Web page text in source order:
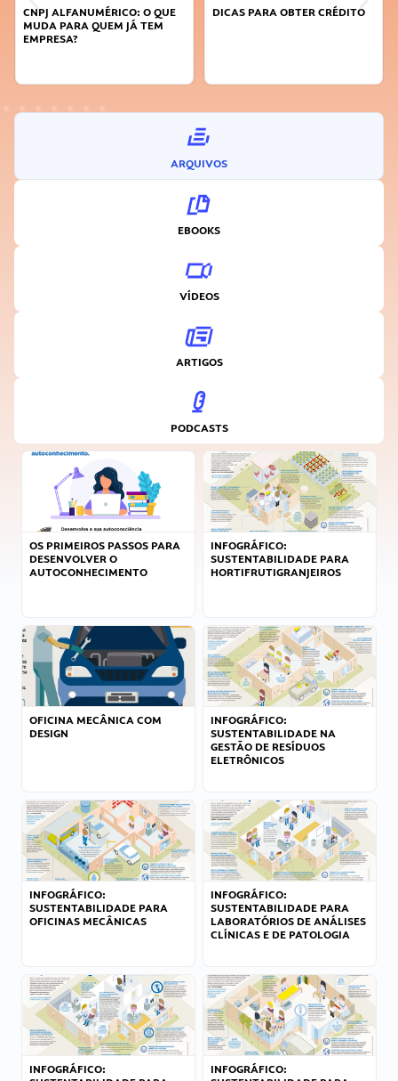
DICAS PARA OBTER CRÉDITO
FAÇA A DIFERENÇA: SEJA
ARQUIVOS
EBOOKS
VÍDEOS
ARTIGOS
PODCASTS
OS PRIMEIROS PASSOS PARA
DESENVOLVER O
AUTOCONHECIMENTO
INFOGRÁFICO:
SUSTENTABILIDADE PARA
HORTIFRUTIGRANJEIROS
OFICINA MECÂNICA COM
DESIGN
INFOGRÁFICO:
SUSTENTABILIDADE NA
GESTÃO DE RESÍDUOS
ELETRÔNICOS
INFOGRÁFICO:
SUSTENTABILIDADE PARA
OFICINAS MECÂNICAS
INFOGRÁFICO:
SUSTENTABILIDADE PARA
LABORATÓRIOS DE ANÁLISES
CLÍNICAS E DE PATOLOGIA
INFOGRÁFICO:
INFOGRÁFICO: